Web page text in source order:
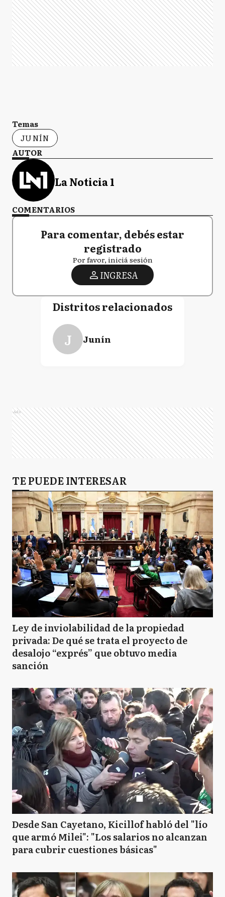
Temas
JUNÍN
AUTOR
La Noticia 1
COMENTARIOS
Para comentar, debés estar
registrado
Por favor, iniciá sesión
INGRESA
Distritos relacionados
J Junín
Ads
TE PUEDE INTERESAR
Ley de inviolabilidad de la propiedad
privada: De qué se trata el proyecto de
desalojo “exprés” que obtuvo media
sanción
Desde San Cayetano, Kicillof habló del "lío
que armó Milei": "Los salarios no alcanzan
para cubrir cuestiones básicas"